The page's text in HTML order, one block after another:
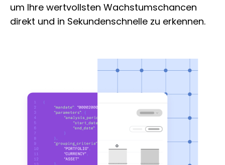
um Ihre wertvollsten Wachstumschancen
direkt und in Sekundenschnelle zu erkennen.